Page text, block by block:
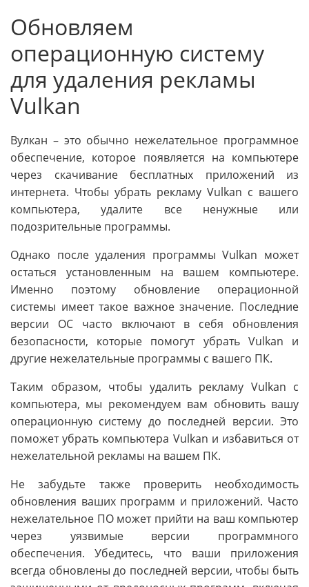
Обновляем
операционную систему
для удаления рекламы
Vulkan
Вулкан – это обычно нежелательное программное
обеспечение, которое появляется на компьютере
через скачивание бесплатных приложений из
интернета. Чтобы убрать рекламу Vulkan с вашего
компьютера, удалите все ненужные или
подозрительные программы.
Однако после удаления программы Vulkan может
остаться установленным на вашем компьютере.
Именно поэтому обновление операционной
системы имеет такое важное значение. Последние
версии ОС часто включают в себя обновления
безопасности, которые помогут убрать Vulkan и
другие нежелательные программы с вашего ПК.
Таким образом, чтобы удалить рекламу Vulkan с
компьютера, мы рекомендуем вам обновить вашу
операционную систему до последней версии. Это
поможет убрать компьютера Vulkan и избавиться от
нежелательной рекламы на вашем ПК.
Не забудьте также проверить необходимость
обновления ваших программ и приложений. Часто
нежелательное ПО может прийти на ваш компьютер
через уязвимые версии программного
обеспечения. Убедитесь, что ваши приложения
всегда обновлены до последней версии, чтобы быть